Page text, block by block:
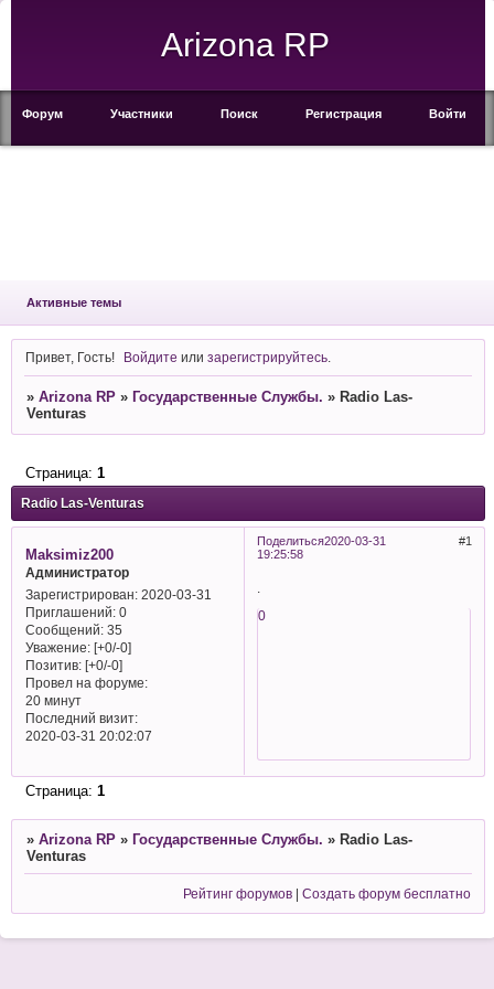
Arizona RP
Форум Участники Поиск Регистрация Войти
Активные темы
Привет, Гость! Войдите илизарегистрируйтесь
» Arizona RP » Государственные Службы. » Radio Las-
Venturas
Radio Las-Venturas
Страница: 1
Поделиться 1
2020-03-31
19:25:58
Maksimiz200
Администратор
Зарегистрирован: 2020-03-31
Приглашений:0
Сообщений:35
Уважение: [+0/-0]
Позитив: [+0/-0]
Провел на форуме:
20 минут
Последний визит:
2020-03-31 20:02:07
0
Страница: 1
» Arizona RP » Государственные Службы. » Radio Las-
Venturas
Рейтинг форумов |Создать форум бесплатно